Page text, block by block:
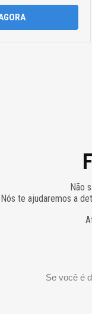
Não
Nós te ajudaremos a
Se você é